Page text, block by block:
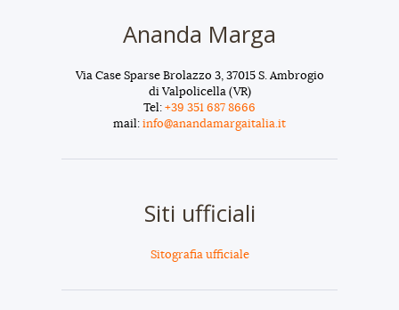
Ananda Marga
Via Case Sparse Brolazzo 3, 37015 S. Ambrogio
di Valpolicella (VR)
Tel: +39 351 687 8666
mail: info@anandamargaitalia.it
Siti ufficiali
Sitografia ufficiale